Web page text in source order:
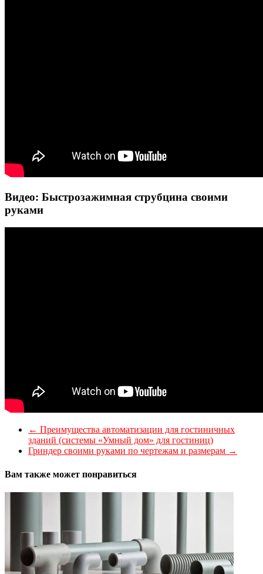
Видео: Быстрозажимная струбцина своими
руками
← Преимущества автоматизации для гостиничных
зданий (системы «Умный дом» для гостиниц)
Гриндер своими руками по чертежам и размерам →
Вам также может понравиться